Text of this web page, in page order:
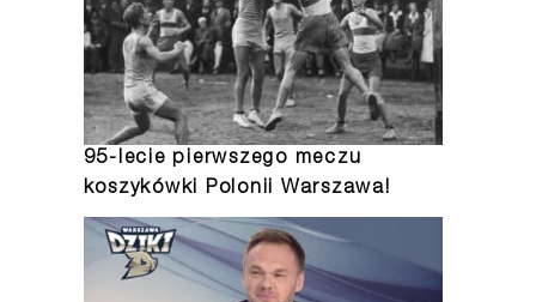
95-lecie pierwszego meczu
koszykówki Polonii Warszawa!